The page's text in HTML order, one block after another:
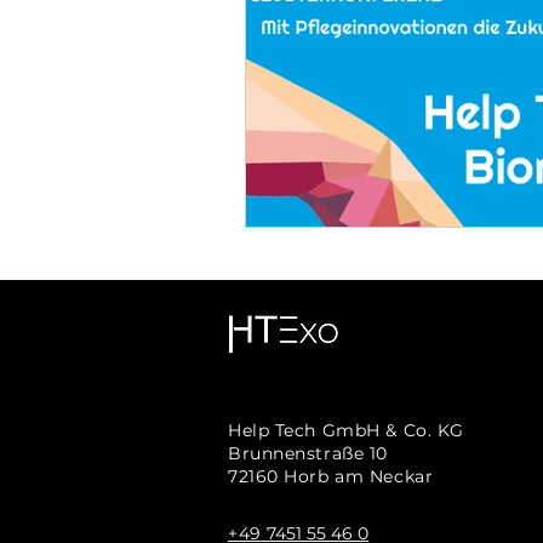
Help Tech GmbH & Co. KG
Brunnenstraße 10
72160 Horb am Neckar
+497451 55 46 0